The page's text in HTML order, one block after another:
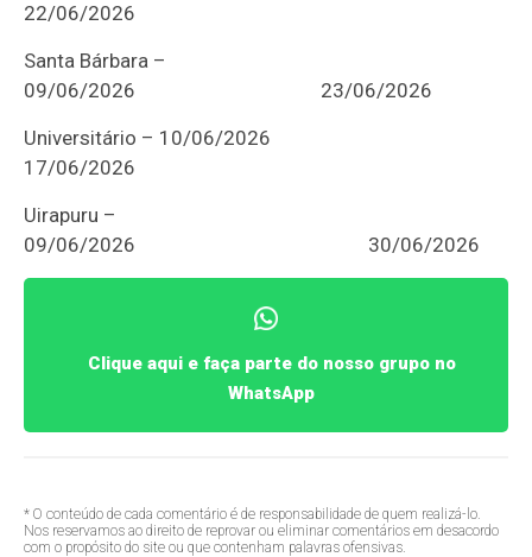
22/06/2026
Santa Bárbara –
09/06/2026
23/06/2026
Universitário – 10/06/2026
17/06/2026
Uirapuru –
09/06/2026
30/06/2026
Clique aqui e faça parte do nosso grupo no
WhatsApp
* O conteúdo de cada comentário é de responsabilidade de quem realizá-lo.
Nos reservamos ao direito de reprovar ou eliminar comentários em desacordo
com o propósito do site ou que contenham palavras ofensivas.